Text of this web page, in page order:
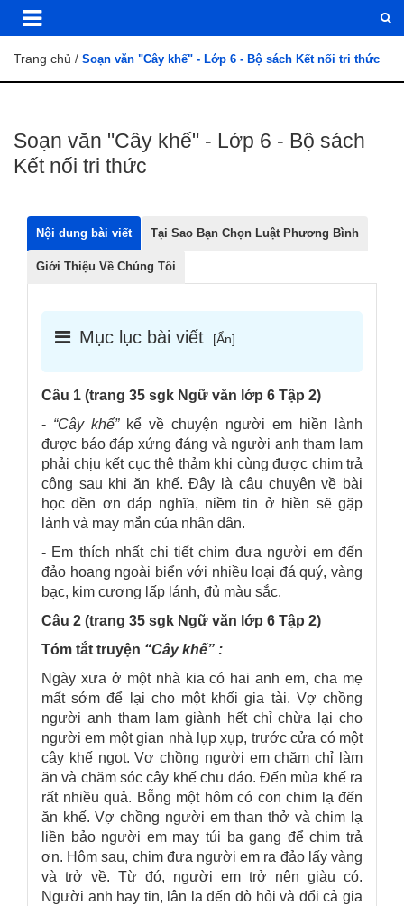
Trang chủ / Soạn văn "Cây khế" - Lớp 6 - Bộ sách Kết nối tri thức
Soạn văn "Cây khế" - Lớp 6 - Bộ sách
Kết nối tri thức
Nội dung bài viết Tại Sao Bạn Chọn Luật Phương Bình
Giới Thiệu Về Chúng Tôi
Mục lục bài viết [Ẩn]
Câu 1 (trang 35 sgk Ngữ văn lớp 6 Tập 2)
- “Cây khế”kể về chuyện người em hiền lành
được báo đáp xứng đáng và người anh tham lam
phải chịu kết cục thê thảm khi cùng được chim trả
công sau khi ăn khế. Đây là câu chuyện về bài
học đền ơn đáp nghĩa, niềm tin ở hiền sẽ gặp
lành và may mắn của nhân dân.
- Em thích nhất chi tiết chim đưa người em đến
đảo hoang ngoài biển với nhiều loại đá quý, vàng
bạc, kim cương lấp lánh, đủ màu sắc.
Câu 2 (trang 35 sgk Ngữ văn lớp 6 Tập 2)
Tóm tắt truyện “Cây khế” :
Ngày xưa ở một nhà kia có hai anh em, cha mẹ
mất sớm để lại cho một khối gia tài. Vợ chồng
người anh tham lam giành hết chỉ chừa lại cho
người em một gian nhà lụp xụp, trước cửa có một
cây khế ngọt. Vợ chồng người em chăm chỉ làm
ăn và chăm sóc cây khế chu đáo. Đến mùa khế ra
rất nhiều quả. Bỗng một hôm có con chim lạ đến
ăn khế. Vợ chồng người em than thở và chim lạ
liền bảo người em may túi ba gang để chim trả
ơn. Hôm sau, chim đưa người em ra đảo lấy vàng
và trở về. Từ đó, người em trở nên giàu có.
Người anh hay tin, lân la đến dò hỏi và đổi cả gia